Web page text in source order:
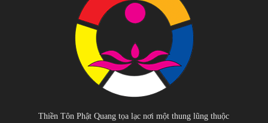
Thiền Tôn Phật Quang tọa lạc nơi một thung lũng thuộc